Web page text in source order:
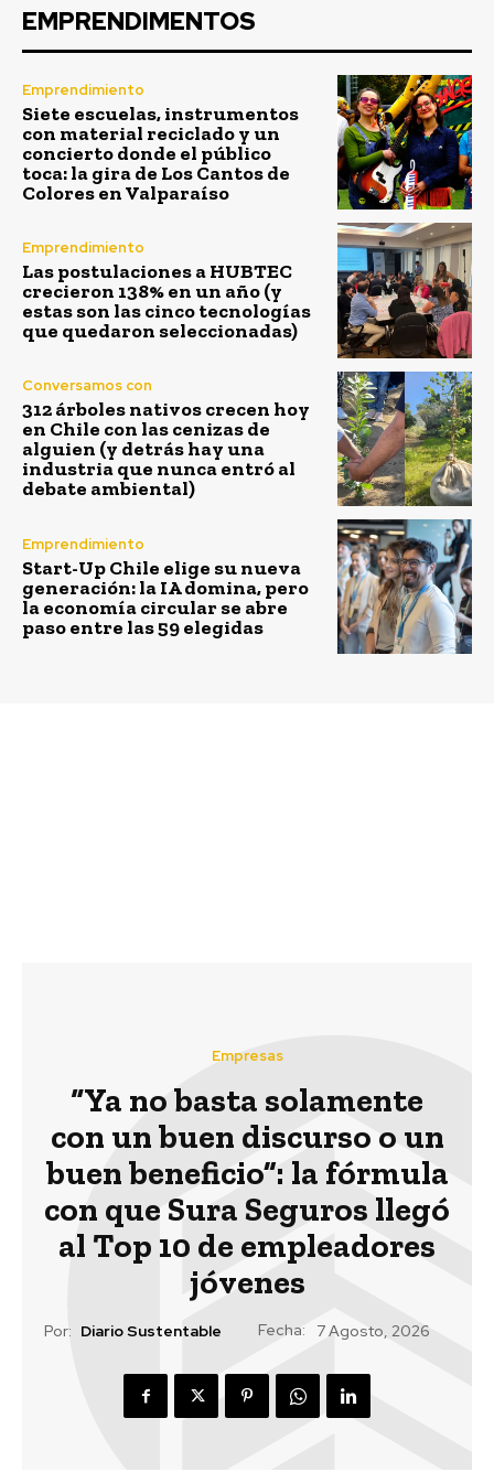
EMPRENDIMENTOS
Emprendimiento
Siete escuelas, instrumentos
con material reciclado y un
concierto donde el público
toca: la gira de Los Cantos de
Colores en Valparaíso
Emprendimiento
Las postulaciones a HUBTEC
crecieron 138% en un año (y
estas son las cinco tecnologías
que quedaron seleccionadas)
Conversamos con
312 árboles nativos crecen hoy
en Chile con las cenizas de
alguien (y detrás hay una
industria que nunca entró al
debate ambiental)
Emprendimiento
Start-Up Chile elige su nueva
generación: la IA domina, pero
la economía circular se abre
paso entre las 59 elegidas